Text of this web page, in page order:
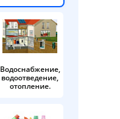
Водоснабжение,
водоотведение,
отопление.